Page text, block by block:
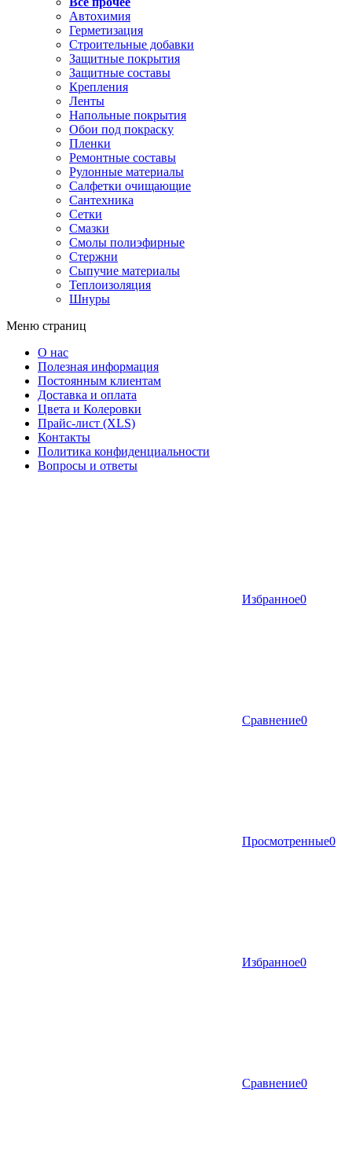
Автохимия
Герметизация
Строительные добавки
Защитные покрытия
Защитные составы
Крепления
Ленты
Напольные покрытия
Обои под покраску
Пленки
Ремонтные составы
Рулонные материалы
Салфетки очищающие
Сантехника
Сетки
Смазки
Смолы полиэфирные
Стержни
Сыпучие материалы
Теплоизоляция
Шнуры
Меню страниц
О нас
Полезная информация
Постоянным клиентам
Доставка и оплата
Цвета и Колеровки
Прайс-лист (XLS)
Контакты
Политика конфиденциальности
Вопросы и ответы
Избранное0
Сравнение0
Просмотренные0
Избранное0
Сравнение0